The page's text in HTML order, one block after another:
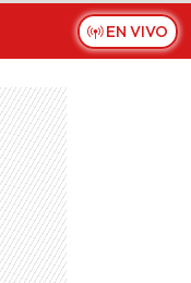
EN VIVO